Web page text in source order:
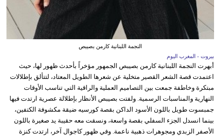
النجمة اللبنانية كارمن بصيبص
بيروت - المغرب اليوم
أبهرت النجمة اللبنانية كارمن بصيبص الجمهور مؤخراً بأحدث ظهور لها، حيث
اعتمدت قصة الشعر القصير متخلية عن شعرها الطويل المعتاد، لتتألق بإطلالات
مبتكرة وخاطفة جمعت بين التصاميم العملية والراقية التي تناسب الأوقات
النهارية والمناسبات الرسمية. ولفتت بصيبص الأنظار بإطلالة عصرية ارتدت فيها
جمبسوت طويل باللون الأسود الداكن بقصة كورسيه ضيقة مكشوفة الكتفين،
بينما انسدل الجزء السفلي بقصة واسعة، ونسقت معه حقيبة يد صغيرة باللون
الأصفر الزبدي ومجوهرات ذهبية ناعمة. وفي ظهور كاجوال آخر، ارتدت كنزة